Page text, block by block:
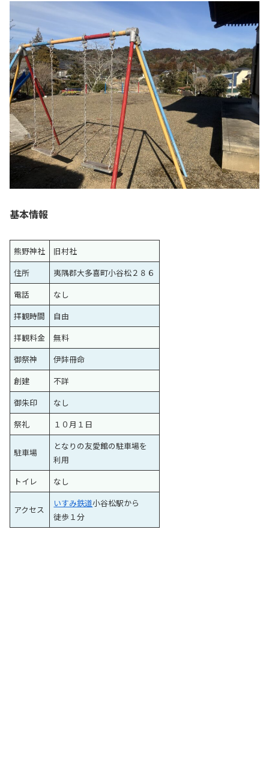
基本情報
熊野神社
旧村社
住所
夷隅郡大多喜町小谷松２８６
電話
なし
拝観時間
自由
拝観料金
無料
御祭神
伊弉冊命
創建
不詳
御朱印
なし
祭礼
１０月１日
駐車場
となりの友愛館の駐車場を
利用
トイレ
なし
アクセス
いすみ鉄道小谷松駅から
徒歩１分